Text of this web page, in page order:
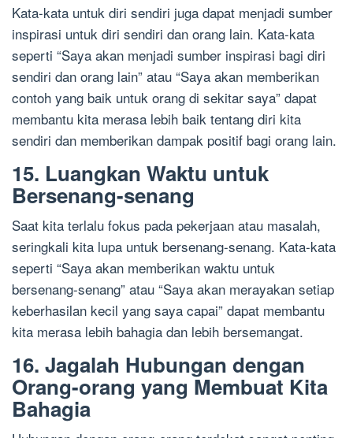
Kata-kata untuk diri sendiri juga dapat menjadi sumber
inspirasi untuk diri sendiri dan orang lain. Kata-kata
seperti “Saya akan menjadi sumber inspirasi bagi diri
sendiri dan orang lain” atau “Saya akan memberikan
contoh yang baik untuk orang di sekitar saya” dapat
membantu kita merasa lebih baik tentang diri kita
sendiri dan memberikan dampak positif bagi orang lain.
15. Luangkan Waktu untuk
Bersenang-senang
Saat kita terlalu fokus pada pekerjaan atau masalah,
seringkali kita lupa untuk bersenang-senang. Kata-kata
seperti “Saya akan memberikan waktu untuk
bersenang-senang” atau “Saya akan merayakan setiap
keberhasilan kecil yang saya capai” dapat membantu
kita merasa lebih bahagia dan lebih bersemangat.
16. Jagalah Hubungan dengan
Orang-orang yang Membuat Kita
Bahagia